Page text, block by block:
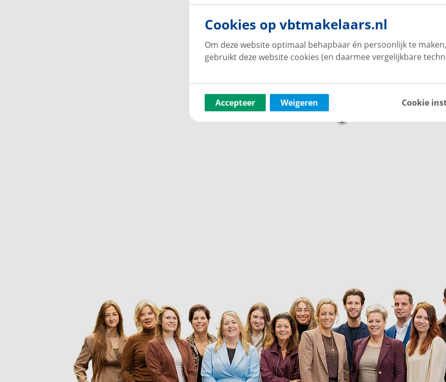
Wij zijn te bereiken via telnr. 088-5454645 of via het contactformulier op deze pagina.
Cookies op vbtmakelaars.nl
Om deze website optimaal behapbaar én persoonlijk te maken,
gebruikt deze website cookies (en daarmee vergelijkbare
Accepteer Weigeren Cookie